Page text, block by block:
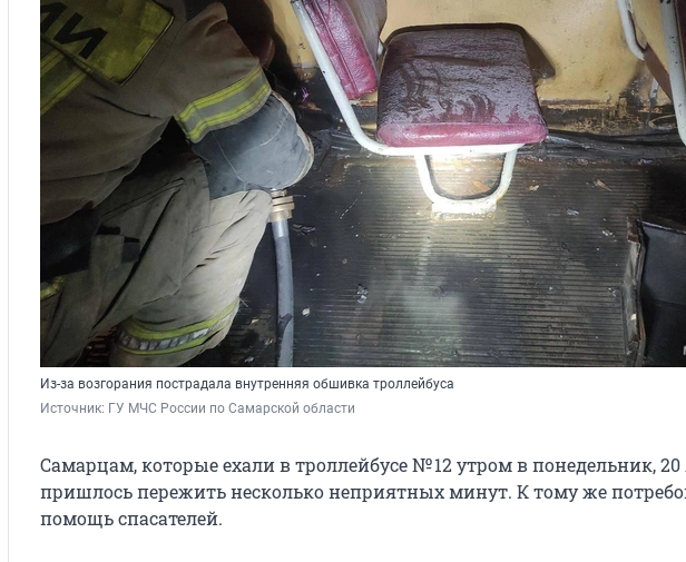
Из-за возгорания пострадала внутренняя обшивка троллейбуса
Источник: ГУ МЧС России по Самарской области
Самарцам, которые ехали в троллейбусе № 12 утром в понедельник, 20
пришлось пережить несколько неприятных минут. К тому же
помощь спасателей.